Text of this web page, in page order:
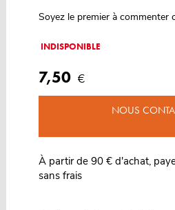
Soyez le premier à commenter
INDISPONIBLE
7,50 €
NOUS
À partir de 90 € d'achat,
sans frais